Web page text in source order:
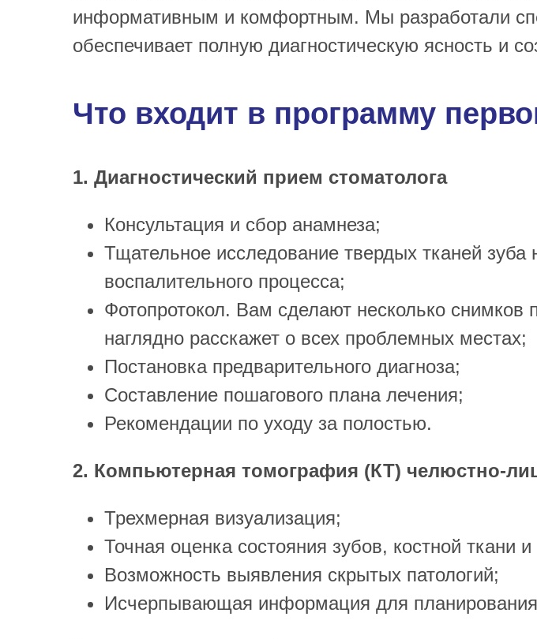
информативным и комфортным. Мы разработали
обеспечивает полную диагностическую ясность и
Что входит в программу
1. Диагностический прием стоматолога
Консультация и сбор анамнеза;
Тщательное исследование твердых тканей
воспалительного процесса;
Фотопротокол. Вам сделают несколько снимков
наглядно расскажет о всех проблемных местах;
Постановка предварительного диагноза;
Составление пошагового плана лечения;
Рекомендации по уходу за полостью.
2. Компьютерная томография (КТ) челюстно-
Трехмерная визуализация;
Точная оценка состояния зубов, костной ткани
Возможность выявления скрытых патологий;
Исчерпывающая информация для